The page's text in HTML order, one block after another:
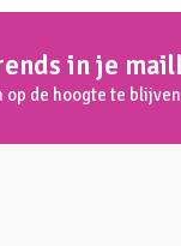
in je
op de hoogte te